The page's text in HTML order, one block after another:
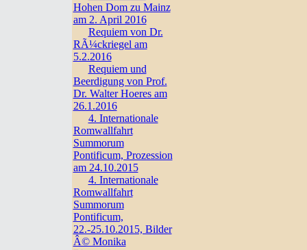
Hohen Dom zu Mainz
am 2. April 2016
Requiem von Dr.
RÃ¼ckriegel am
5.2.2016
Requiem und
Beerdigung von Prof.
Dr. Walter Hoeres am
26.1.2016
4. Internationale
Romwallfahrt
Summorum
Pontificum, Prozession
am 24.10.2015
4. Internationale
Romwallfahrt
Summorum
Pontificum,
22.-25.10.2015, Bilder
Â© Monika